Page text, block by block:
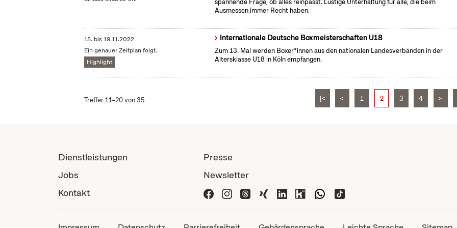
spannende Frage, ob alles reinpasst. Lustige Unterhaltung für alle, die beim
Ausmessen immer Recht haben.
15. bis19.11.2022
Ein genauer Zeitplan folgt.
Highlight
Internationale Deutsche Boxmeisterschaften U18
Zum 13. Mal werden Boxer*innen aus den nationalen Landesverbänden in der
Altersklasse U18 in Köln empfangen.
Treffer 11–20 von 35 |< < 1 2 3 4 >
Dienstleistungen
Jobs
Kontakt
Presse
Newsletter